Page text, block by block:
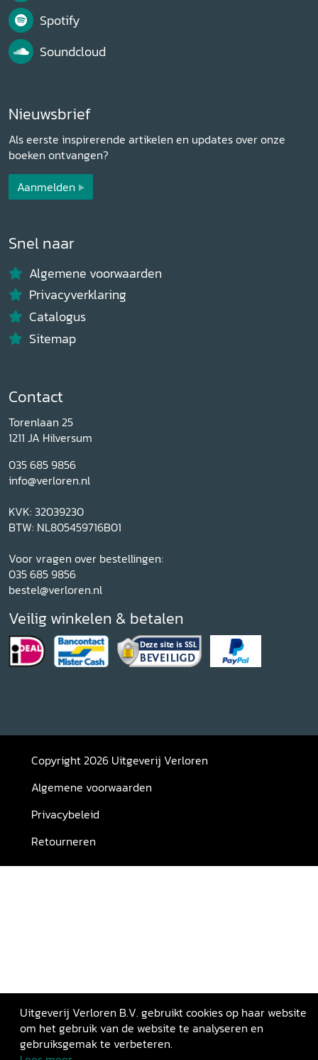
Spotify
Soundcloud
Nieuwsbrief
Als eerste inspirerende artikelen en updates over onze
boeken ontvangen?
Aanmelden
Snel naar
Algemene voorwaarden
Privacyverklaring
Catalogus
Sitemap
Contact
Torenlaan 25
1211 JA Hilversum
035 685 9856
info@verloren.nl
KVK: 32039230
BTW: NL805459716B01
Voor vragen over bestellingen:
035 685 9856
bestel@verloren.nl
Veilig winkelen & betalen
Copyright 2026 Uitgeverij Verloren
Algemene voorwaarden
Privacybeleid
Retourneren
Uitgeverij Verloren B.V. gebruikt cookies op haar website
om het gebruik van de website te analyseren en
gebruiksgemak te verbeteren.